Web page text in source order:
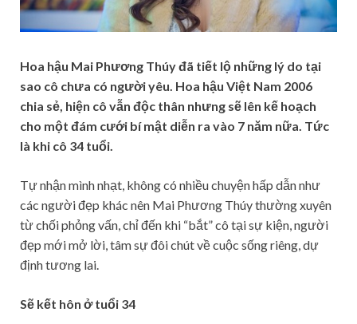
Hoa hậu Mai Phương Thúy đã tiết lộ những lý do tại
sao cô chưa có người yêu. Hoa hậu Việt Nam 2006
chia sẻ, hiện cô vẫn độc thân nhưng sẽ lên kế hoạch
cho một đám cưới bí mật diễn ra vào 7 năm nữa. Tức
là khi cô 34 tuổi.
Tự nhận mình nhạt, không có nhiều chuyện hấp dẫn như
các người đẹp khác nên Mai Phương Thúy thường xuyên
từ chối phỏng vấn, chỉ đến khi “bắt” cô tại sự kiện, người
đẹp mới mở lời, tâm sự đôi chút về cuộc sống riêng, dự
định tương lai.
Sẽ kết hôn ở tuổi 34